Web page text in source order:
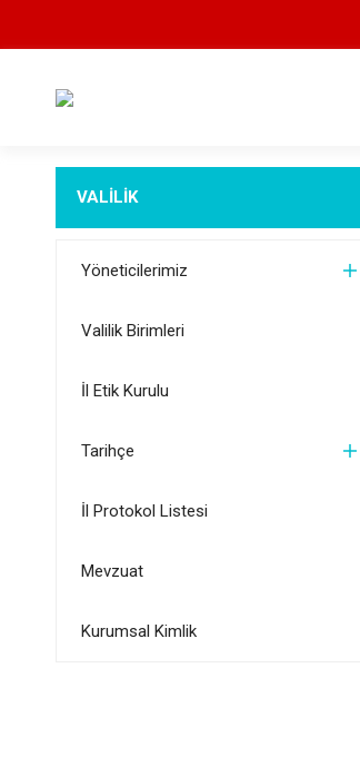
VALİLİK
Yöneticilerimiz
Valilik Birimleri
İl Etik Kurulu
Tarihçe
İl Protokol Listesi
Mevzuat
Kurumsal Kimlik